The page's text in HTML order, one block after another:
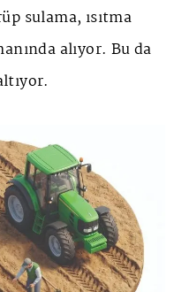
sulama, ısıtma
alıyor. Bu da